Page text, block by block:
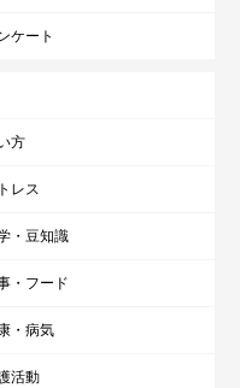
ケート
方
レス
・豆知識
・フード
・病気
活動